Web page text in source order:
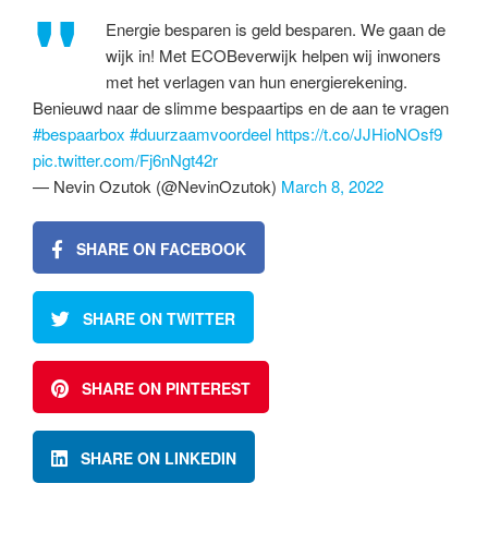
Energie besparen is geld besparen. We gaan de
wijk in! Met ECOBeverwijk helpen wij inwoners
met het verlagen van hun energierekening.
Benieuwd naar de slimme bespaartips en de aan te vragen
#bespaarbox #duurzaamvoordeel https://t.co/JJHioNOsf9
pic.twitter.com/Fj6nNgt42r
— Nevin Ozutok (@NevinOzutok) March 8, 2022
SHARE ON FACEBOOK
SHARE ON TWITTER
SHARE ON PINTEREST
SHARE ON LINKEDIN